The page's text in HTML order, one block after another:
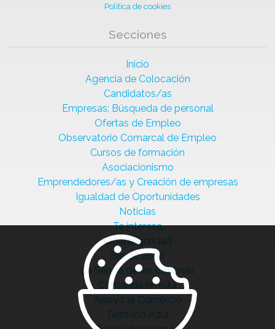
Política de cookies
Secciones
Inicio
Agencia de Colocación
Candidatos/as
Empresas: Búsqueda de personal
Ofertas de Empleo
Observatorio Comarcal de Empleo
Cursos de formación
Asociacionismo
Emprendedores/as y Creación de empresas
Igualdad de Oportunidades
Noticias
Te interesa
Ciberseguridad
Bierzo 2030
La Senda de las Cantinas
Comanda en ruta
Apoyo al Comercio
Territorio Azul